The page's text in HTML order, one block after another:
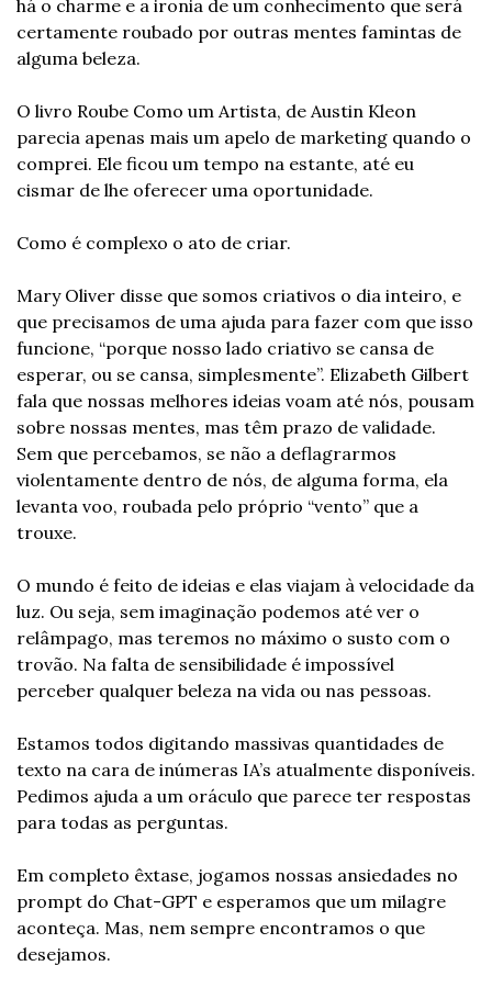
há o charme e a ironia de um conhecimento que será
certamente roubado por outras mentes famintas de
alguma beleza.
O livro Roube Como um Artista, de Austin Kleon
parecia apenas mais um apelo de marketing quando o
comprei. Ele ficou um tempo na estante, até eu
cismar de lhe oferecer uma oportunidade.
Como é complexo o ato de criar.
Mary Oliver disse que somos criativos o dia inteiro, e
que precisamos de uma ajuda para fazer com que isso
funcione, “porque nosso lado criativo se cansa de
esperar, ou se cansa, simplesmente”. Elizabeth Gilbert
fala que nossas melhores ideias voam até nós, pousam
sobre nossas mentes, mas têm prazo de validade.
Sem que percebamos, se não a deflagrarmos
violentamente dentro de nós, de alguma forma, ela
levanta voo, roubada pelo próprio “vento” que a
trouxe.
O mundo é feito de ideias e elas viajam à velocidade da
luz. Ou seja, sem imaginação podemos até ver o
relâmpago, mas teremos no máximo o susto com o
trovão. Na falta de sensibilidade é impossível
perceber qualquer beleza na vida ou nas pessoas.
Estamos todos digitando massivas quantidades de
texto na cara de inúmeras IA’s atualmente disponíveis.
Pedimos ajuda a um oráculo que parece ter respostas
para todas as perguntas.
Em completo êxtase, jogamos nossas ansiedades no
prompt do Chat-GPT e esperamos que um milagre
aconteça. Mas, nem sempre encontramos o que
desejamos.